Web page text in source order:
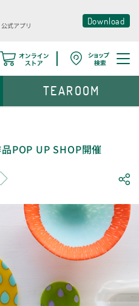
公式アプリ Download
POP UP SHOP開催
TEAROOM